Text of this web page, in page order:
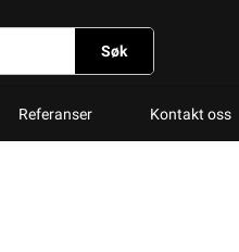
Søk
Referanser Kontakt oss